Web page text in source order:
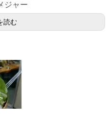
ジャー
読む